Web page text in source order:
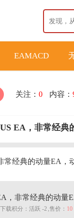
EAMACD
关注： 0 内容：
EA，非常经
常经典的动量EA，
，非常经典的动量
下载积分：活跃 -2 ,售价：